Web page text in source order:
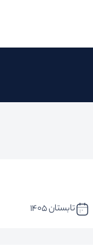
تابستان 1405